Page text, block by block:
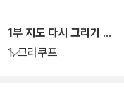
락에서 재평가한 글들이
성하는지, 예술이 생겨나
1부 지도 다시 그리기
1. 크라쿠프